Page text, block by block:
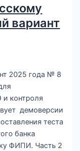
вариант
2025 года № 8
и контроля
демоверсии
теста
банка
ФИПИ. Часть 2